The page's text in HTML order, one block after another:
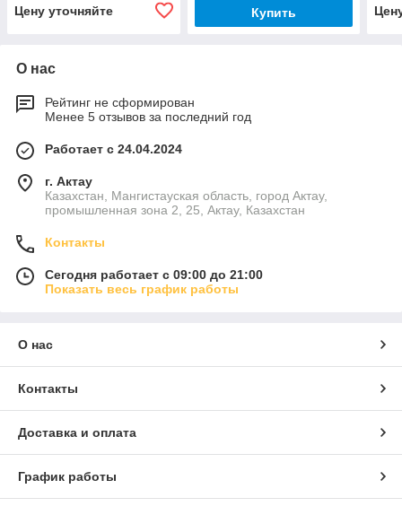
Цену уточняйте Купить
О нас
Рейтинг не сформирован
Менее 5 отзывов за последний год
Работает с 24.04.2024
г. Актау
Казахстан, Мангистауская область, город Актау,
промышленная зона 2, 25, Актау, Казахстан
Контакты
Сегодня работает с 09:00 до 21:00
Показать весь график работы
О нас
Контакты
Доставка и оплата
График работы